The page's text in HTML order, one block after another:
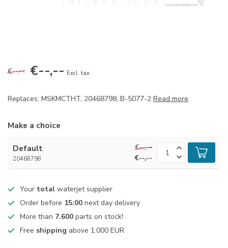
€--,-- €--,-- Excl. tax
Replaces: MSKMCTHT, 20468798, B-5077-2 Read more.
Make a choice
Default
20468798
€--,--
€--,--
Your total waterjet supplier
Order before 15:00 next day delivery
More than 7.600 parts on stock!
Free shipping above 1.000 EUR